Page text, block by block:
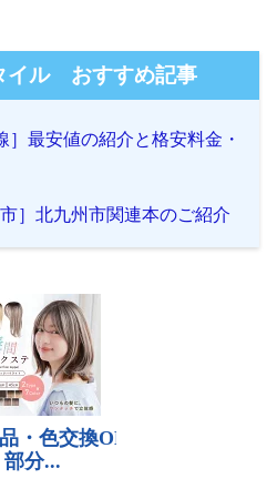
イル おすすめ記事
］最安値の紹介と格安料金・
］北九州市関連本のご紹介